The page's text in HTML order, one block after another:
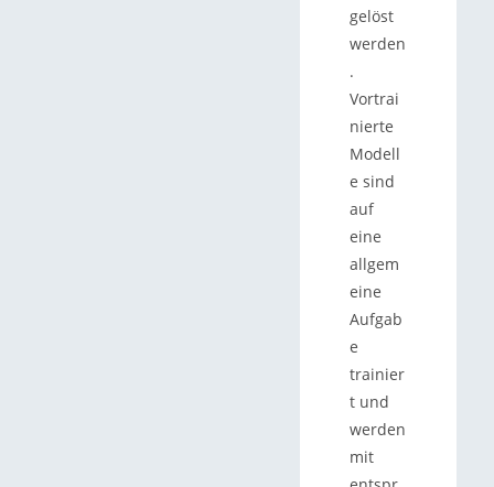
gelöst
werden
.
Vortrai
nierte
Modell
e sind
auf
eine
allgem
eine
Aufgab
e
trainier
t und
werden
mit